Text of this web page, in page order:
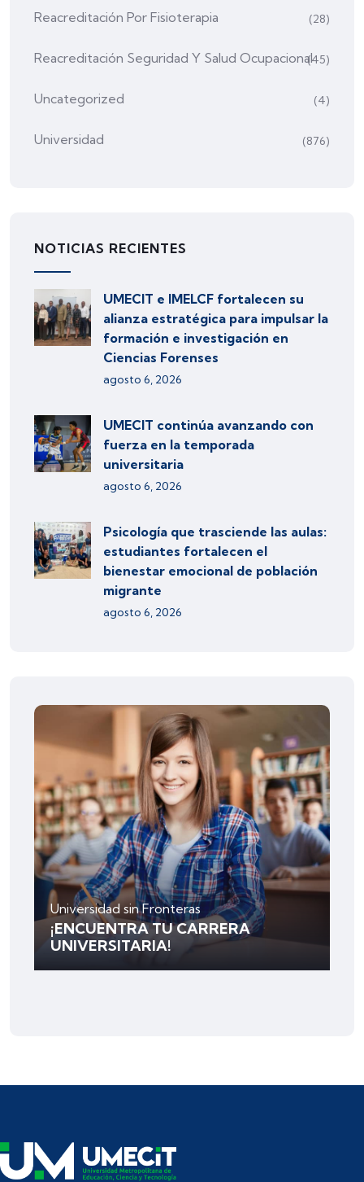
Reacreditación Por Fisioterapia (28)
Reacreditación Seguridad Y Salud Ocupacional(45)
Uncategorized (4)
Universidad (876)
NOTICIAS RECIENTES
UMECIT e IMELCF fortalecen su
alianza estratégica para impulsar la
formación e investigación en
Ciencias Forenses
agosto 6, 2026
UMECIT continúa avanzando con
fuerza en la temporada
universitaria
agosto 6, 2026
Psicología que trasciende las aulas:
estudiantes fortalecen el
bienestar emocional de población
migrante
agosto 6, 2026
Universidad sin Fronteras
¡ENCUENTRA TU CARRERA
UNIVERSITARIA!